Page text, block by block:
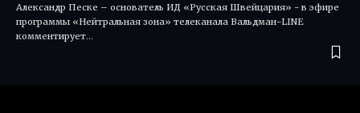
Александр Песке – основатель ИД «Русская Швейцария» - в эфире
программы «Нейтральная зона» телеканала Вальдман-LINE
комментирует…